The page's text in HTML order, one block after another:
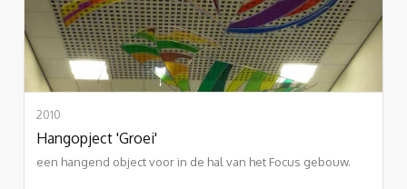
2010
Hangopject 'Groei'
een hangend object voor in de hal van het Focus gebouw.